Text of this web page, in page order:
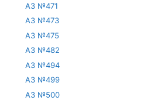
АЗ №471
АЗ №473
АЗ №475
АЗ №482
АЗ №494
АЗ №499
АЗ №500